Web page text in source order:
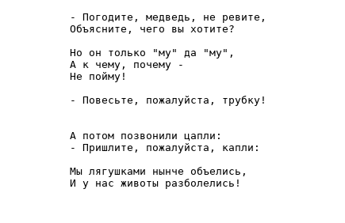
- Погодите, медведь, не ревите,
Объясните, чего вы хотите?
Но он только "му" да "му",
А к чему, почему -
Не пойму!
- Повесьте, пожалуйста, трубку!
А потом позвонили цапли:
- Пришлите, пожалуйста, капли:
Мы лягушками нынче объелись,
И у нас животы разболелись!